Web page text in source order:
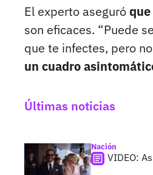
El experto aseguró
son eficaces. “Puede
que te infectes, pero
un cuadro
Últimas noticias
Nación
VIDEO: